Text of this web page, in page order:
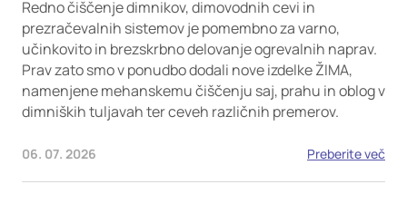
Redno čiščenje dimnikov, dimovodnih cevi in
prezračevalnih sistemov je pomembno za varno,
učinkovito in brezskrbno delovanje ogrevalnih naprav.
Prav zato smo v ponudbo dodali nove izdelke ŽIMA,
namenjene mehanskemu čiščenju saj, prahu in oblog v
dimniških tuljavah ter ceveh različnih premerov.
06. 07. 2026 Preberite več